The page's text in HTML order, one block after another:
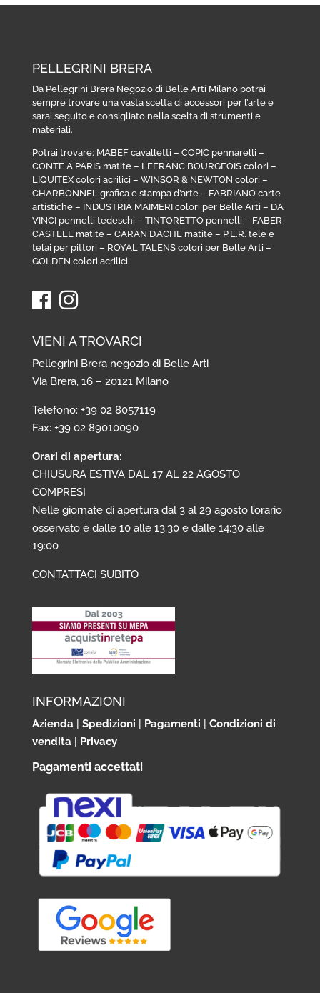
PELLEGRINI BRERA
Da Pellegrini Brera Negozio di Belle Arti Milano potrai
sempre trovare una vasta scelta di accessori per l’arte e
sarai seguito e consigliato nella scelta di strumenti e
materiali.
Potrai trovare: MABEF cavalletti – COPIC pennarelli –
CONTE A PARIS matite– LEFRANC BOURGEOIS colori –
LIQUITEX colori acrilici – WINSOR & NEWTON colori –
CHARBONNEL grafica e stampa d’arte– FABRIANO carte
artistiche– INDUSTRIA MAIMERI colori per Belle Arti – DA
VINCI pennelli tedeschi – TINTORETTO pennelli – FABER-
CASTELL matite– CARAN D’ACHE matite– P.E.R. tele e
telai per pittori – ROYAL TALENS colori per Belle Arti –
GOLDEN colori acrilici.
VIENI A TROVARCI
Pellegrini Brera negozio di Belle Arti
Via Brera, 16 – 20121 Milano
Telefono: +39 02 8057119
Fax: +39 02 89010090
Orari di apertura:
CHIUSURA ESTIVA DAL 17 AL 22 AGOSTO
COMPRESI
Nelle giornate di apertura dal 3 al 29 agosto l’orario
osservato è dalle 10 alle 13:30 e dalle 14:30 alle
19:00
CONTATTACI SUBITO
INFORMAZIONI
Azienda| Spedizioni Pagamenti
Condizioni di
vendita| Privacy
Pagamenti accettati